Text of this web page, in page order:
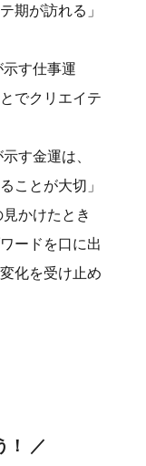
期が訪れる」
す仕事運
でクリエイテ
す金運は、
ことが大切」
かけたとき
ードを口に出
化を受け止め
！ ／